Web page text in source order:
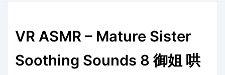
VR ASMR – Mature Sister
Soothing Sounds 8 御姐 哄